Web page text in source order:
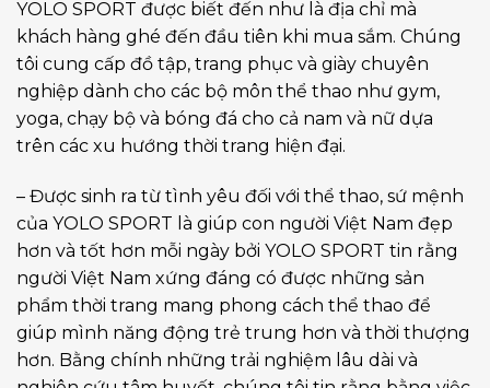
YOLO SPORT được biết đến như là địa chỉ mà
khách hàng ghé đến đầu tiên khi mua sắm. Chúng
tôi cung cấp đồ tập, trang phục và giày chuyên
nghiệp dành cho các bộ môn thể thao như gym,
yoga, chạy bộ và bóng đá cho cả nam và nữ dựa
trên các xu hướng thời trang hiện đại.
– Được sinh ra từ tình yêu đối với thể thao, sứ mệnh
của YOLO SPORT là giúp con người Việt Nam đẹp
hơn và tốt hơn mỗi ngày bởi YOLO SPORT tin rằng
người Việt Nam xứng đáng có được những sản
phẩm thời trang mang phong cách thể thao để
giúp mình năng động trẻ trung hơn và thời thượng
hơn. Bằng chính những trải nghiệm lâu dài và